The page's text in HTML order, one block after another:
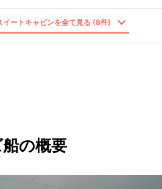
イートキャビンを全て見る (8件)
の概要